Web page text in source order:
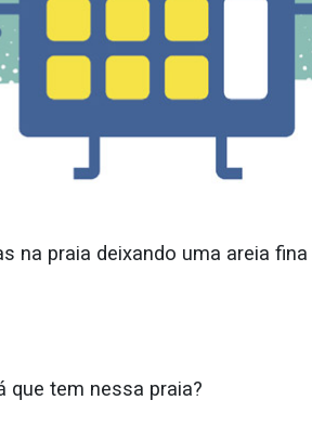
na praia deixando uma areia
que tem nessa praia?